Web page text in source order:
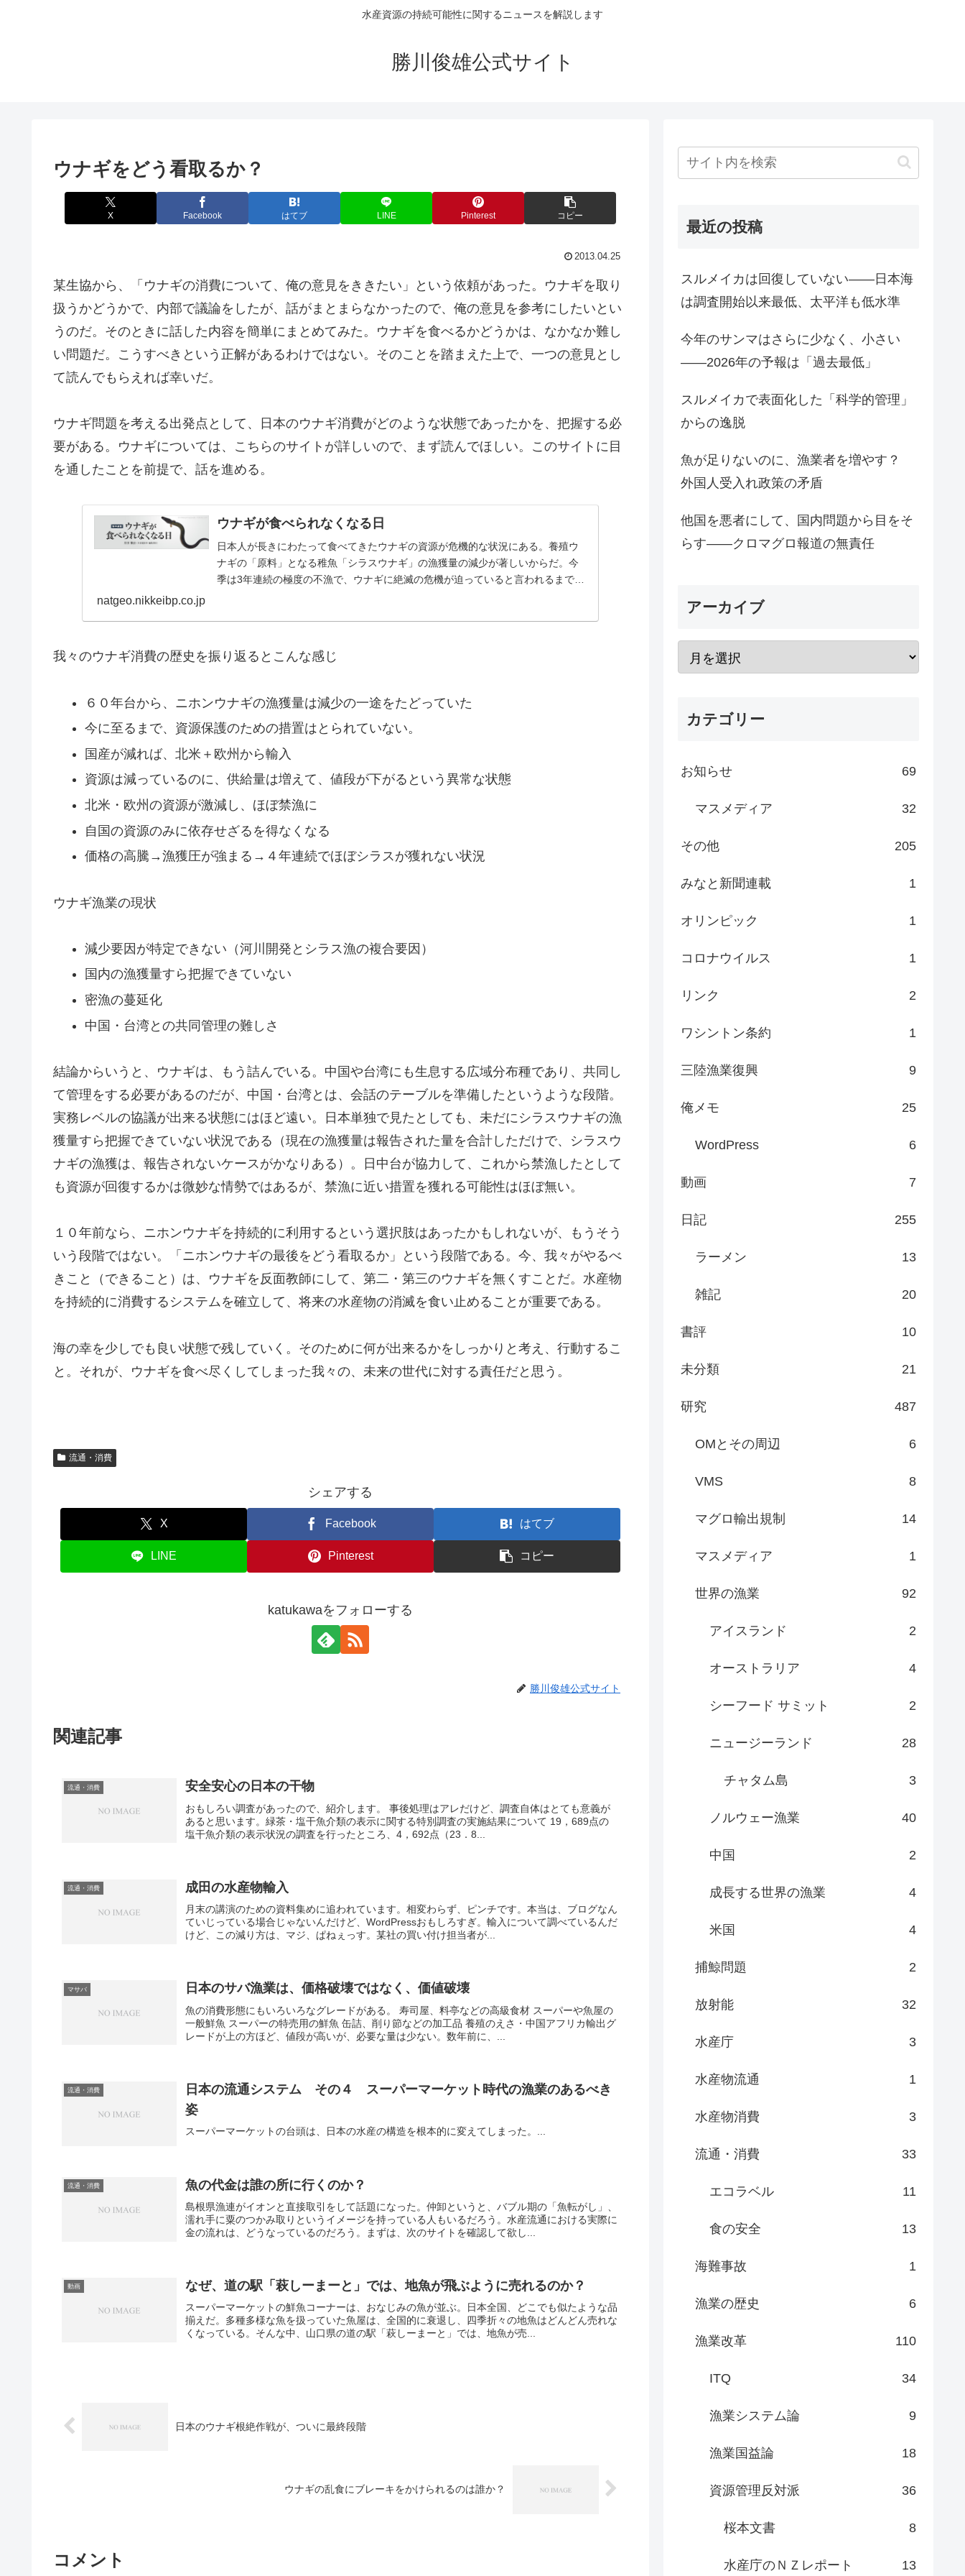
水産資源の持続可能性に関するニュースを解説します
勝川俊雄公式サイト
ウナギをどう看取るか？
X Facebook はてブ LINE Pinterest コピー
2013.04.25
某生協から、「ウナギの消費について、俺の意見をききたい」という依頼があった。ウナギを取り
扱うかどうかで、内部で議論をしたが、話がまとまらなかったので、俺の意見を参考にしたいとい
うのだ。そのときに話した内容を簡単にまとめてみた。ウナギを食べるかどうかは、なかなか難し
い問題だ。こうすべきという正解があるわけではない。そのことを踏まえた上で、一つの意見とし
て読んでもらえれば幸いだ。
ウナギ問題を考える出発点として、日本のウナギ消費がどのような状態であったかを、把握する必
要がある。ウナギについては、こちらのサイトが詳しいので、まず読んでほしい。このサイトに目
を通したことを前提で、話を進める。
ウナギが食べられなくなる日
日本人が長きにわたって食べてきたウナギの資源が危機的な状況にある。養殖ウ
ナギの「原料」となる稚魚「シラスウナギ」の漁獲量の減少が著しいからだ。今
季は3年連続の極度の不漁で、ウナギに絶滅の危機が迫っていると言われるまでに
natgeo.nikkeibp.co.jp
我々のウナギ消費の歴史を振り返るとこんな感じ
６０年台から、ニホンウナギの漁獲量は減少の一途をたどっていた
今に至るまで、資源保護のための措置はとられていない。
国産が減れば、北米＋欧州から輸入
資源は減っているのに、供給量は増えて、値段が下がるという異常な状態
北米・欧州の資源が激減し、ほぼ禁漁に
自国の資源のみに依存せざるを得なくなる
価格の高騰→漁獲圧が強まる→４年連続でほぼシラスが獲れない状況
ウナギ漁業の現状
減少要因が特定できない（河川開発とシラス漁の複合要因）
国内の漁獲量すら把握できていない
密漁の蔓延化
中国・台湾との共同管理の難しさ
結論からいうと、ウナギは、もう詰んでいる。中国や台湾にも生息する広域分布種であり、共同し
て管理をする必要があるのだが、中国・台湾とは、会話のテーブルを準備したというような段階。
実務レベルの協議が出来る状態にはほど遠い。日本単独で見たとしても、未だにシラスウナギの漁
獲量すら把握できていない状況である（現在の漁獲量は報告された量を合計しただけで、シラスウ
ナギの漁獲は、報告されないケースがかなりある）。日中台が協力して、これから禁漁したとして
も資源が回復するかは微妙な情勢ではあるが、禁漁に近い措置を獲れる可能性はほぼ無い。
１０年前なら、ニホンウナギを持続的に利用するという選択肢はあったかもしれないが、もうそう
いう段階ではない。「ニホンウナギの最後をどう看取るか」という段階である。今、我々がやるべ
きこと（できること）は、ウナギを反面教師にして、第二・第三のウナギを無くすことだ。水産物
を持続的に消費するシステムを確立して、将来の水産物の消滅を食い止めることが重要である。
海の幸を少しでも良い状態で残していく。そのために何が出来るかをしっかりと考え、行動するこ
と。それが、ウナギを食べ尽くしてしまった我々の、未来の世代に対する責任だと思う。
流通・消費
シェアする
X Facebook はてブ
LINE Pinterest コピー
katukawaをフォローする
勝川俊雄公式サイト
関連記事
流通・消費 安全安心の日本の干物
おもしろい調査があったので、紹介します。 事後処理はアレだけど、調査自体はとても意義が
あると思います。緑茶・塩干魚介類の表示に関する特別調査の実施結果について 19，689点の
塩干魚介類の表示状況の調査を行ったところ、4，692点（23．8...
流通・消費 成田の水産物輸入
月末の講演のための資料集めに追われています。相変わらず、ピンチです。本当は、ブログなん
ていじっている場合じゃないんだけど、WordPressおもしろすぎ。輸入について調べているんだ
けど、この減り方は、マジ、ぱねぇっす。某社の買い付け担当者が...
マサバ 日本のサバ漁業は、価格破壊ではなく、価値破壊
魚の消費形態にもいろいろなグレードがある。 寿司屋、料亭などの高級食材 スーパーや魚屋の
一般鮮魚 スーパーの特売用の鮮魚 缶詰、削り節などの加工品 養殖のえさ・中国アフリカ輸出グ
レードが上の方ほど、値段が高いが、必要な量は少ない。数年前に、...
流通・消費
日本の流通システム その４ スーパーマーケット時代の漁業のあるべき
姿
スーパーマーケットの台頭は、日本の水産の構造を根本的に変えてしまった。...
流通・消費 魚の代金は誰の所に行くのか？
島根県漁連がイオンと直接取引をして話題になった。仲卸というと、バブル期の「魚転がし」、
濡れ手に粟のつかみ取りというイメージを持っている人もいるだろう。水産流通における実際に
金の流れは、どうなっているのだろう。まずは、次のサイトを確認して欲し...
動画 なぜ、道の駅「萩しーまーと」では、地魚が飛ぶように売れるのか？
スーパーマーケットの鮮魚コーナーは、おなじみの魚が並ぶ。日本全国、どこでも似たような品
揃えだ。多種多様な魚を扱っていた魚屋は、全国的に衰退し、四季折々の地魚はどんどん売れな
くなっている。そんな中、山口県の道の駅「萩しーまーと」では、地魚が売...
日本のウナギ根絶作戦が、ついに最終段階
ウナギの乱食にブレーキをかけられるのは誰か？
コメント
最近の投稿
スルメイカは回復していない――日本海
は調査開始以来最低、太平洋も低水準
今年のサンマはさらに少なく、小さい
――2026年の予報は「過去最低」
スルメイカで表面化した「科学的管理」
からの逸脱
魚が足りないのに、漁業者を増やす？
外国人受入れ政策の矛盾
他国を悪者にして、国内問題から目をそ
らす――クロマグロ報道の無責任
アーカイブ
カテゴリー
お知らせ 69
マスメディア 32
その他 205
みなと新聞連載 1
オリンピック 1
コロナウイルス 1
リンク 2
ワシントン条約 1
三陸漁業復興 9
俺メモ 25
WordPress 6
動画 7
日記 255
ラーメン 13
雑記 20
書評 10
未分類 21
研究 487
OMとその周辺 6
VMS 8
マグロ輸出規制 14
マスメディア 1
世界の漁業 92
アイスランド 2
オーストラリア 4
シーフード サミット 2
ニュージーランド 28
チャタム島 3
ノルウェー漁業 40
中国 2
成長する世界の漁業 4
米国 4
捕鯨問題 2
放射能 32
水産庁 3
水産物流通 1
水産物消費 3
流通・消費 33
エコラベル 11
食の安全 13
海難事故 1
漁業の歴史 6
漁業改革 110
ITQ 34
漁業システム論 9
漁業国益論 18
資源管理反対派 36
桜本文書 8
水産庁のＮＺレポート 13